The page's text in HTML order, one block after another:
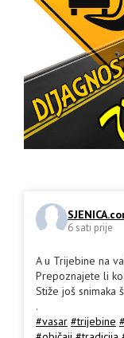
6 sati prije
A u Trijebine na
Prepoznajete li
Stiže još snimaka
.
#vasar #trijebine